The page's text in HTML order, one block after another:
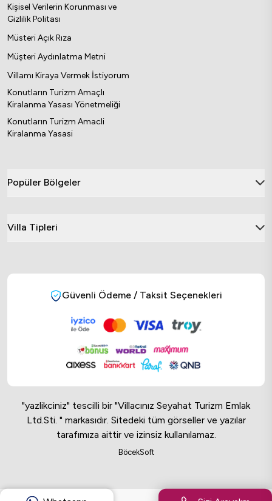
Kişisel Verilerin Korunması ve
Gizlilik Politası
Müsteri Açık Rıza
Müşteri Aydınlatma Metni
Villamı Kiraya Vermek İstiyorum
Konutların Turizm Amaçlı
Kiralanma Yasası Yönetmeliği
Konutların Turizm Amacli
Kiralanma Yasasi
Popüler Bölgeler
Villa Tipleri
Güvenli Ödeme / Taksit Seçenekleri
"yazlikciniz" tescilli bir "Villacınız Seyahat Turizm Emlak
Ltd.Sti. " markasıdır. Sitedeki tüm görseller ve yazılar
tarafımıza aittir ve izinsiz kullanılamaz.
BöcekSoft